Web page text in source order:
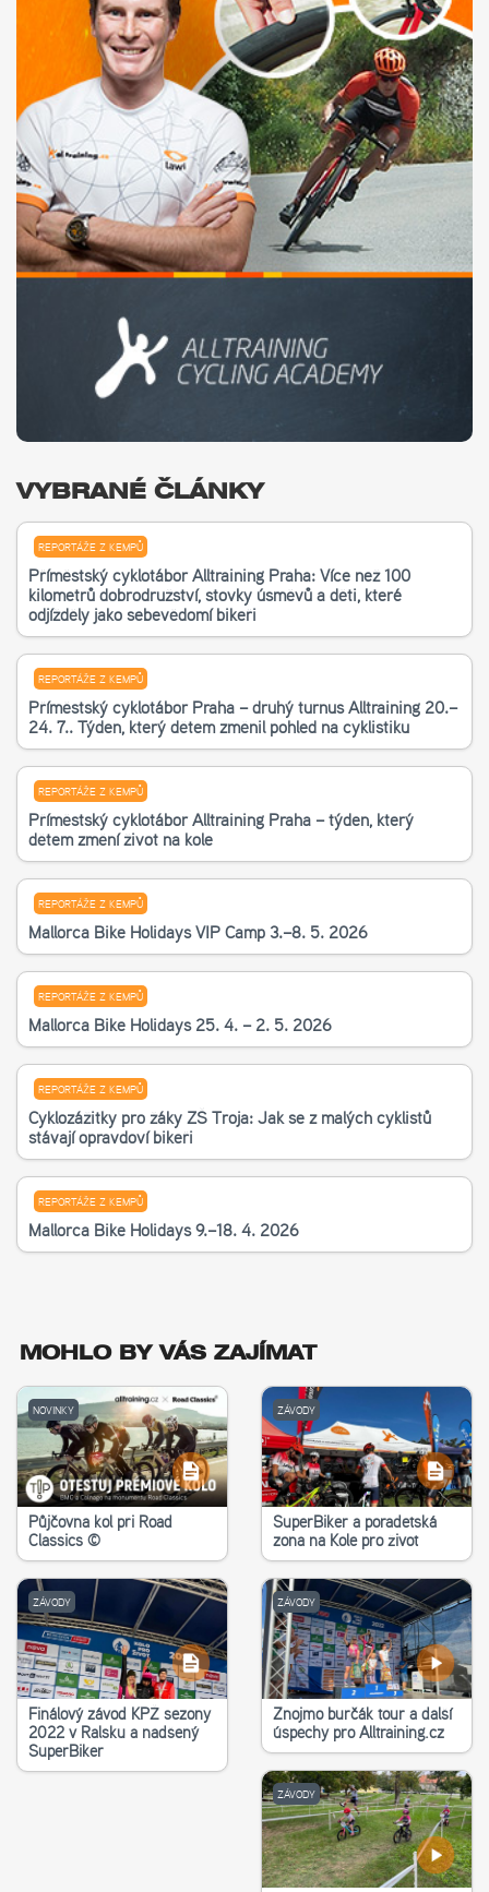
VYBRANÉ ČLÁNKY
REPORTÁŽE Z KEMPŮ
Příměstský cyklotábor Alltraining Praha: Více než 100
kilometrů dobrodružství, stovky úsměvů a děti, které
odjížděly jako sebevědomí bikeři
REPORTÁŽE Z KEMPŮ
Příměstský cyklotábor Praha – druhý turnus Alltraining 20.–
24. 7.. Týden, který dětem změnil pohled na cyklistiku
REPORTÁŽE Z KEMPŮ
Příměstský cyklotábor Alltraining Praha – týden, který
dětem změní život na kole
REPORTÁŽE Z KEMPŮ
Mallorca Bike Holidays VIP Camp 3.–8. 5. 2026
REPORTÁŽE Z KEMPŮ
Mallorca Bike Holidays 25. 4. – 2. 5. 2026
REPORTÁŽE Z KEMPŮ
Cyklozážitky pro žáky ZŠ Troja: Jak se z malých cyklistů
stávají opravdoví bikeři
REPORTÁŽE Z KEMPŮ
Mallorca Bike Holidays 9.–18. 4. 2026
MOHLO BY VÁS ZAJÍMAT
NOVINKY
Půjčovna kol při Road
Classics ©
ZÁVODY
SuperBiker a poradetská
zona na Kole pro život
ZÁVODY
Finálový závod KPŽ sezony
2022 v Ralsku a nadšený
SuperBiker
ZÁVODY
Znojmo burčák tour a další
úspěchy pro Alltraining.cz
ZÁVODY